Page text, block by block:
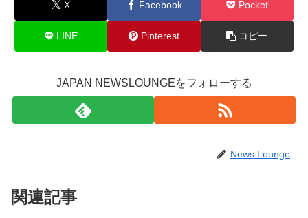
X Facebook Pocket
LINE Pinterest コピー
JAPAN NEWSLOUNGEをフォローする
News Lounge
関連記事